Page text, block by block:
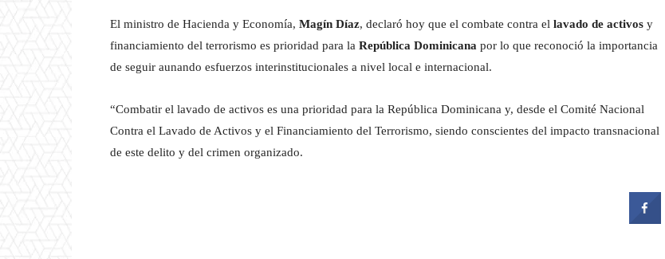
El ministro de Hacienda y Economía, Magín Díaz, declaró hoy que el combate contra el lavado de activos y
financiamiento del terrorismo es prioridad para la República Dominicana por lo que reconoció la importancia
de seguir aunando esfuerzos interinstitucionales a nivel local e internacional.
“Combatir el lavado de activos es una prioridad para la República Dominicana y, desde el Comité Nacional
Contra el Lavado de Activos y el Financiamiento del Terrorismo, siendo conscientes del impacto transnacional
de este delito y del crimen organizado.